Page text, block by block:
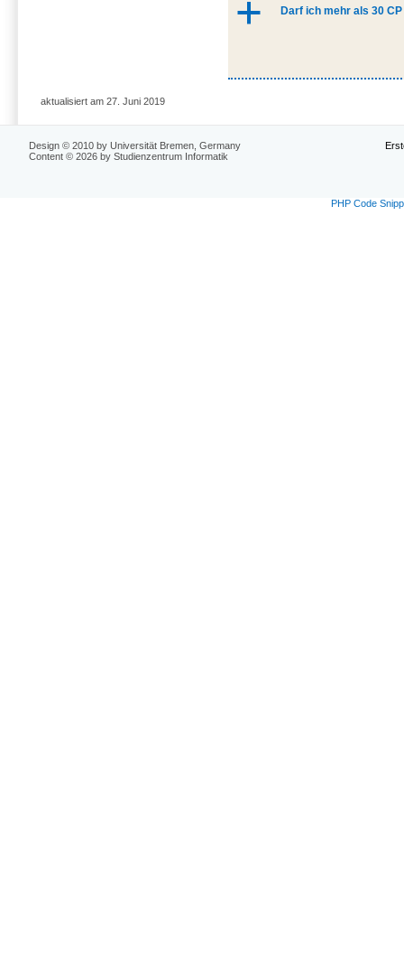
a Darf ich mehr als 30
aktualisiert am 27. Juni 2019
Design © 2010 by Universität Bremen, Germany
Content © 2026 by Studienzentrum Informatik
PHP Code